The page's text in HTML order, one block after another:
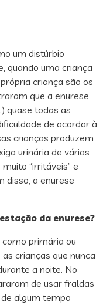
um distúrbio
quando uma criança
criança são os
que a enurese
quase todas as
de acordar à
crianças produzem
urinária de várias
“irritáveis” e
disso, a enurese
da enurese?
primária ou
crianças que nunca
a noite. No
de usar fraldas
algum tempo